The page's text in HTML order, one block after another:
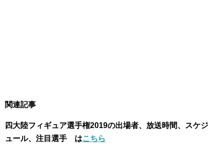
関連記事
四大陸フィギュア選手権2019の出場者、放送時間、スケジ
ュール、注目選手 はこちら